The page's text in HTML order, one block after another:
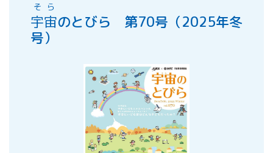
宇宙
そら
のとびら 第70号（2025年冬
号）